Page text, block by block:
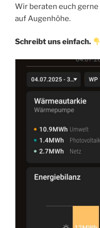
Wir beraten euch
auf Augenhöhe.
Schreibt uns einfach.